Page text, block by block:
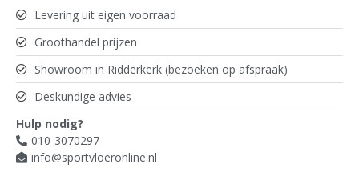
Levering uit eigen voorraad
Groothandel prijzen
Showroom in Ridderkerk (bezoeken op afspraak)
Deskundige advies
Hulp nodig?
010-3070297
info@sportvloeronline.nl